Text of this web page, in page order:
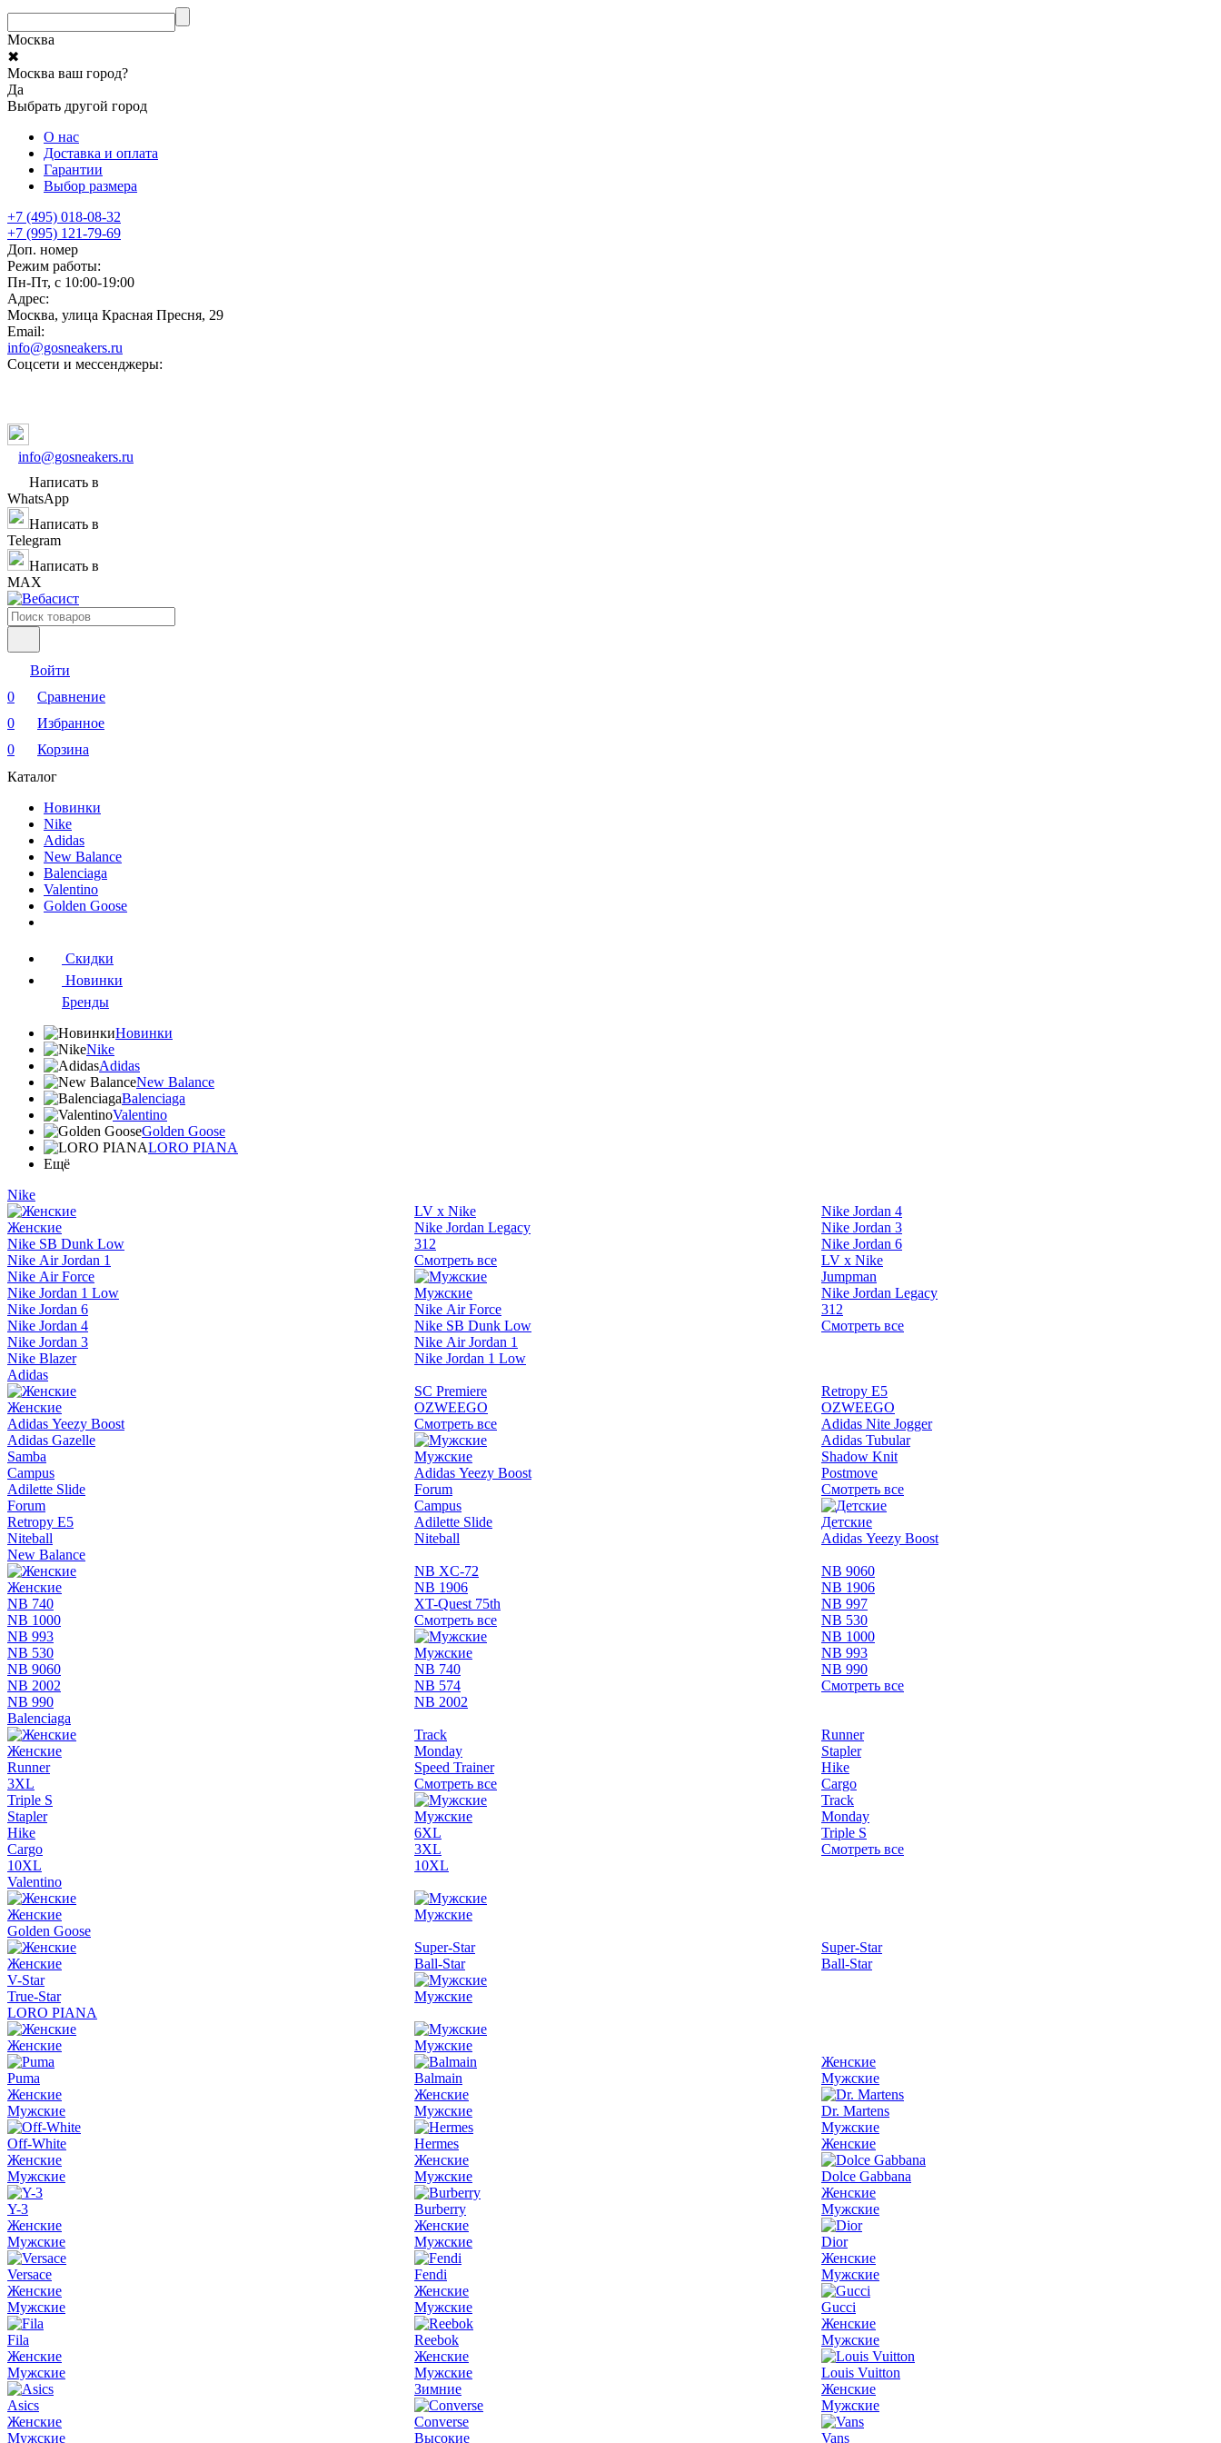
Москва
✖
Москва ваш город?
Да
Выбрать другой город
О нас
Доставка и оплата
Гарантии
Выбор размера
+7 (495) 018-08-32
+7 (995) 121-79-69
Доп. номер
Режим работы:
Пн-Пт, с 10:00-19:00
Адрес:
Москва, улица Красная Пресня, 29
Email:
info@gosneakers.ru
Соцсети и мессенджеры:
info@gosneakers.ru
Написать в
WhatsApp
Написать в
Telegram
Написать в
MAX
Войти
0
Сравнение
0
Избранное
0
Корзина
Каталог
Новинки
Nike
Adidas
New Balance
Balenciaga
Valentino
Golden Goose
Скидки
Новинки
Бренды
Новинки
Nike
Adidas
New Balance
Balenciaga
Valentino
Golden Goose
LORO PIANA
Ещё
Nike
Женские
Nike SB Dunk Low
Nike Air Jordan 1
Nike Air Force
Nike Jordan 1 Low
Nike Jordan 6
Nike Jordan 4
Nike Jordan 3
Nike Blazer
LV x Nike
Nike Jordan Legacy
312
Смотреть все
Мужские
Nike Air Force
Nike SB Dunk Low
Nike Air Jordan 1
Nike Jordan 1 Low
Nike Jordan 4
Nike Jordan 3
Nike Jordan 6
LV x Nike
Jumpman
Nike Jordan Legacy
312
Смотреть все
Adidas
Женские
Adidas Yeezy Boost
Adidas Gazelle
Samba
Campus
Adilette Slide
Forum
Retropy E5
Niteball
SC Premiere
OZWEEGO
Смотреть все
Мужские
Adidas Yeezy Boost
Forum
Campus
Adilette Slide
Niteball
Retropy E5
OZWEEGO
Adidas Nite Jogger
Adidas Tubular
Shadow Knit
Postmove
Смотреть все
Детские
Adidas Yeezy Boost
New Balance
Женские
NB 740
NB 1000
NB 993
NB 530
NB 9060
NB 2002
NB 990
NB XC-72
NB 1906
XT-Quest 75th
Смотреть все
Мужские
NB 740
NB 574
NB 2002
NB 9060
NB 1906
NB 997
NB 530
NB 1000
NB 993
NB 990
Смотреть все
Balenciaga
Женские
Runner
3XL
Triple S
Stapler
Hike
Cargo
10XL
Track
Monday
Speed Trainer
Смотреть все
Мужские
6XL
3XL
10XL
Runner
Stapler
Hike
Cargo
Track
Monday
Triple S
Смотреть все
Valentino
Женские
Мужские
Golden Goose
Женские
V-Star
True-Star
Super-Star
Ball-Star
Мужские
Super-Star
Ball-Star
LORO PIANA
Женские Мужские
Puma
Женские
Мужские
Off-White
Женские
Мужские
Y-3
Женские
Мужские
Versace
Женские
Мужские
Fila
Женские
Мужские
Asics
Женские
Мужские
Balmain
Женские
Мужские
Hermes
Женские
Мужские
Burberry
Женские
Мужские
Fendi
Женские
Мужские
Reebok
Женские
Мужские
Зимние
Converse
Высокие
Женские
Мужские
Dr. Martens
Мужские
Женские
Dolce Gabbana
Женские
Мужские
Dior
Женские
Мужские
Gucci
Женские
Мужские
Louis Vuitton
Женские
Мужские
Vans